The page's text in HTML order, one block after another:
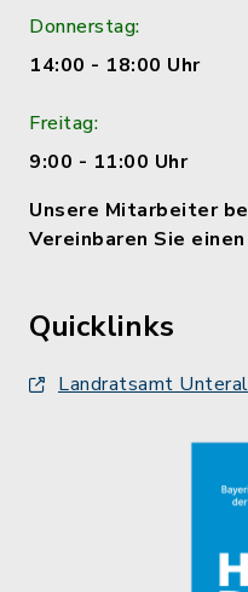
Donnerstag:
14:00 - 18:00 Uhr
Freitag:
9:00 - 11:00 Uhr
Unsere Mitarbeiter
Vereinbaren Sie
Quicklinks
Landratsamt